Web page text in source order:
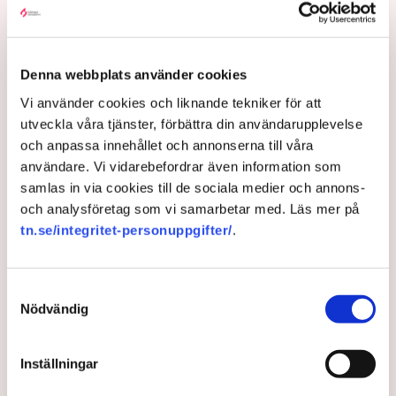
Denna webbplats använder cookies
Vi använder cookies och liknande tekniker för att
utveckla våra tjänster, förbättra din användarupplevelse
och anpassa innehållet och annonserna till våra
användare. Vi vidarebefordrar även information som
samlas in via cookies till de sociala medier och annons-
och analysföretag som vi samarbetar med. Läs mer på
tn.se/integritet-personuppgifter/.
Nödvändig
Inställningar
Visserligen har kommunen klättrat tio placeringar i
– När vi låg på plats 108 tyckte vi att det var dåligt,
hur är det då inte idag, säger Linda Nilsson som
driver restaurangen Lindas Kula i Norrköping.
Den punkt i LFK-undersökningen där förvaltningen
får sämst betyg av företagen är kommunens
service och bemötande, något som Tomas Tekmen,
kommunalråd (KD) beklagar.
hårdare och vara mer lyhörda. Det är alltid synd när
problem och situationer i förhållande till